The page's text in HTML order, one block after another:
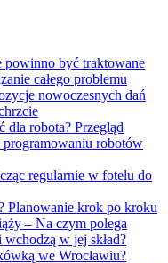
powinno być traktowane
całego problemu
nowoczesnych dań
dla robota? Przegląd
robotów
regularnie w fotelu do
Planowanie krok po kroku
– Na czym polega
w jej skład?
we Wrocławiu?